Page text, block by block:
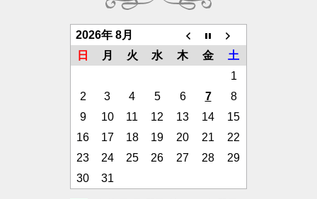
2026年 8月
日
月 火 水 木 金
土
1
2
3 4 5 6 7
8
9
10 11 12 13 14
15
16
17 18 19 20 21
22
23
24 25 26 27 28
29
30
31